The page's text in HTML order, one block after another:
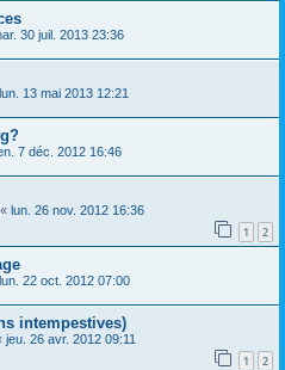
30 juil. 2013 23:36
lun. 13 mai 2013 12:21
7 déc. 2012 16:46
« lun. 26 nov. 2012 16:36
1 2
lun. 22 oct. 2012 07:00
intempestives)
jeu. 26 avr. 2012 09:11
1 2